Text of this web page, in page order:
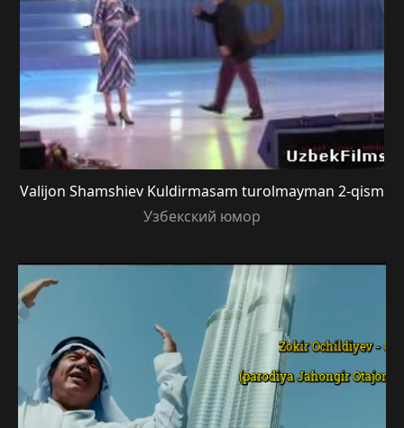
Valijon Shamshiev Kuldirmasam turolmayman 2-qism
Узбекский юмор